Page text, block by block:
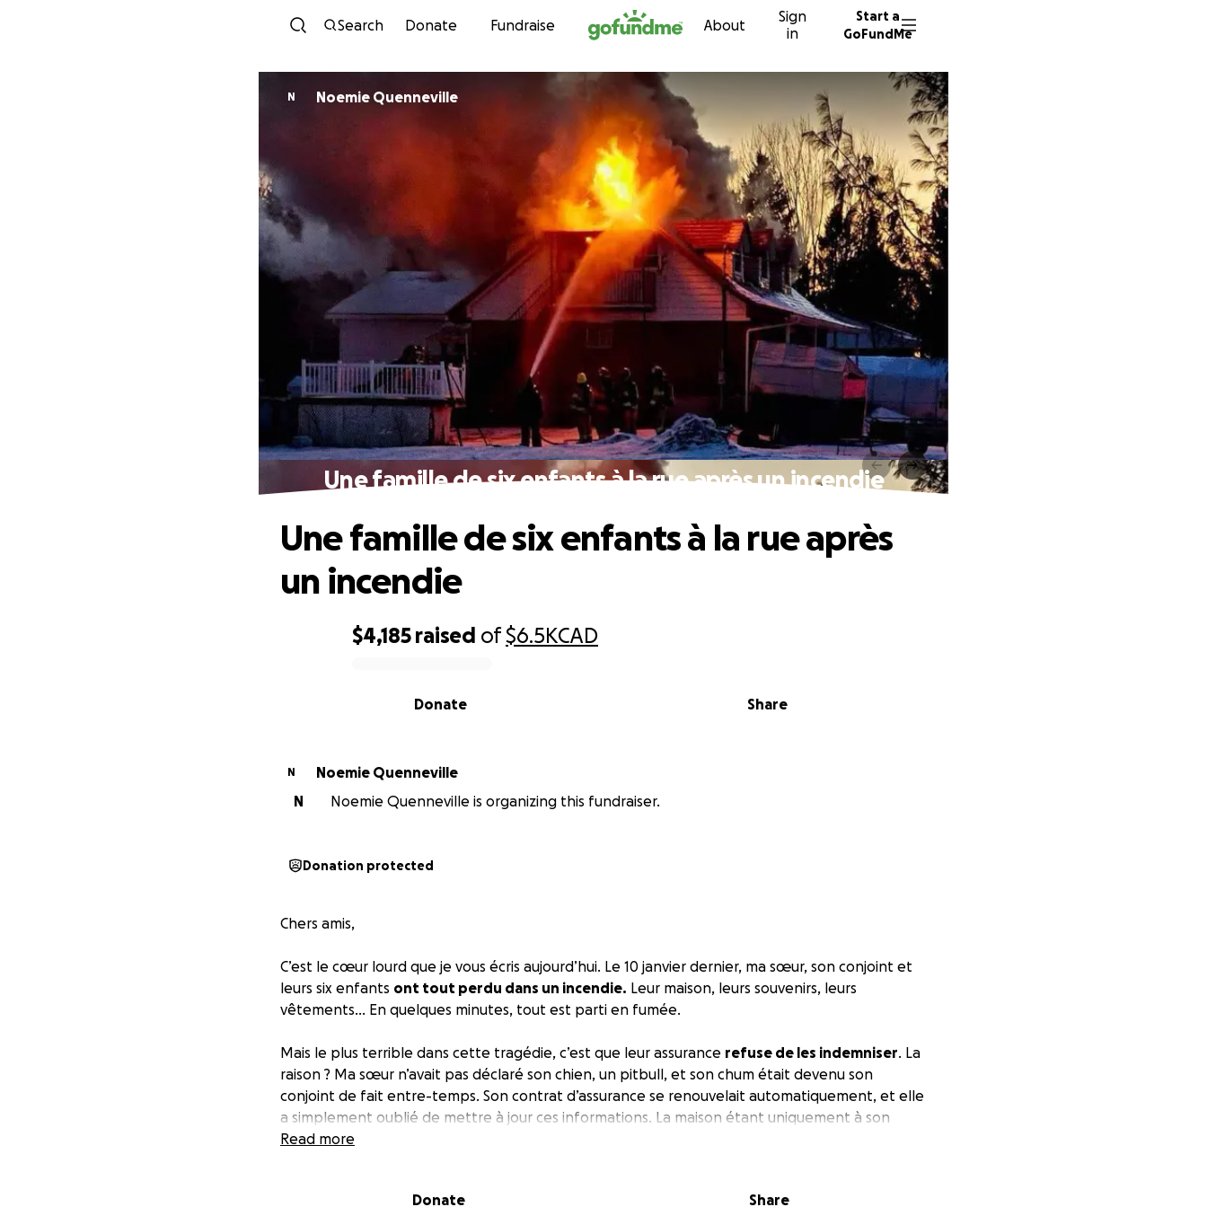
Skip to content
Search Donate Fundraise About
Sign
in
Start a
GoFundMe
N Noemie Quenneville
Une famille de six enfants à la rue après un incendie
$4,185 raised of$6.5KCAD
Share
Donate
Une famille de six enfants à la rue après
un incendie
N
Noemie Quenneville
N
Noemie Quenneville is organizing this fundraiser.
Donation protected
Chers amis,
C’est le cœur lourd que je vous écris aujourd’hui. Le 10 janvier dernier, ma sœur, son conjoint et
leurs six enfants ont tout perdu dans un incendie. Leur maison, leurs souvenirs, leurs
vêtements… En quelques minutes, tout est parti en fumée.
Mais le plus terrible dans cette tragédie, c’est que leur assurance refuse de les indemniser. La
raison ? Ma sœur n’avait pas déclaré son chien, un pitbull, et son chum était devenu son
conjoint de fait entre-temps. Son contrat d’assurance se renouvelait automatiquement, et elle
a simplement oublié de mettre à jour ces informations. La maison étant uniquement à son
nom, l’assureur a saisi cette occasion pour refuser toute indemnisation.
Read more
Donate Share